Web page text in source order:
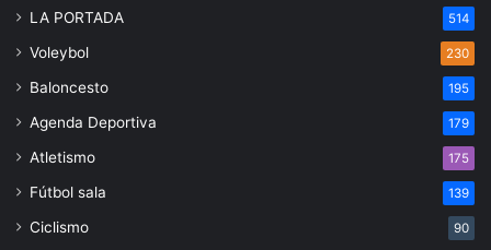
LA PORTADA 514
Voleybol 230
Baloncesto 195
Agenda Deportiva 179
Atletismo 175
Fútbol sala 139
Ciclismo 90